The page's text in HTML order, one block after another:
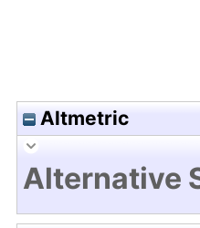
Altmetric
Alternative